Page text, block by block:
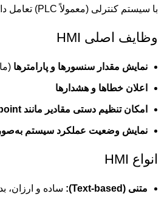
با سیستم کنترلی (معمولاً PLC) تعامل داشته باشد. این تعامل می‌تواند شامل
وظایف اصلی HMI
نمایش مقدار سنسورها و پارامترها
اعلان خطاها و هشدارها
امکان تنظیم دستی مقادیر مانند Setpoint
نمایش وضعیت عملکرد سیستم
انواع HMI
متنی (Text-based): ساده و ارزان،